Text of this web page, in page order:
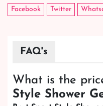
Facebook Twitter
FAQ's
What is the
Style Shower